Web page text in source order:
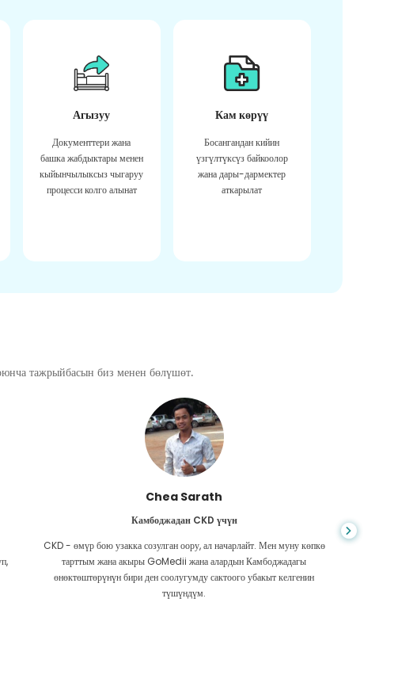
Агызуу
Документтери жана
башка жабдыктары менен
кыйынчылыксыз чыгаруу
процесси колго алынат
Кам көрүү
Босангандан кийин
үзгүлтүксүз байкоолор
жана дары-дармектер
аткарылат
тажрыйбасын биз менен бөлүшөт.
Chea Sarath
Камбоджадан CKD үчүн
CKD - өмүр бою узакка созулган оору, ал начарлайт. Мен муну көпкө
тарттым жана акыры GoMedii жана алардын Камбоджадагы
өнөктөштөрүнүн бири ден соолугумду сактоого убакыт келгенин
түшүндүм.